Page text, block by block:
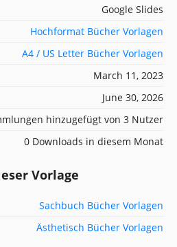
Google Slides
Hochformat Bücher Vorlagen
A4 / US Letter Bücher Vorlagen
March 11, 2023
June 30, 2026
hinzugefügt von 3 Nutzer
0 Downloads in diesem Monat
Vorlage
Sachbuch Bücher Vorlagen
Ästhetisch Bücher Vorlagen